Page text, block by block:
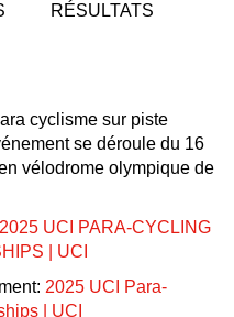
RÉSULTATS
cyclisme sur piste
se déroule du 16
vélodrome olympique de
2025 UCI PARA-CYCLING
| UCI
2025 UCI Para-
| UCI